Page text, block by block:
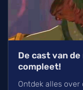
De cast van
compleet!
Ontdek alles